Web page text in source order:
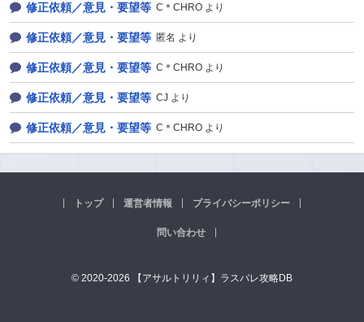
修正依頼／意見・要望等 C＊CHRO より
修正依頼／意見・要望等 匿名 より
修正依頼／意見・要望等 C＊CHRO より
修正依頼／意見・要望等 CJ より
修正依頼／意見・要望等 C＊CHRO より
トップ 運営者情報 プライバシーポリシー
問い合わせ
© 2020-2026 【アサルトリリィ】ラスバレ攻略DB